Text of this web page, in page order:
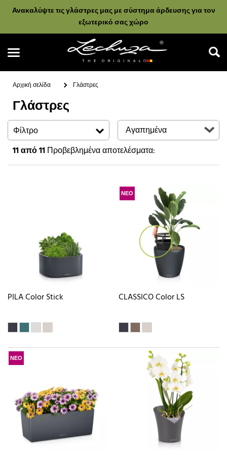
Ανακαλύψτε τις γλάστρες μας με σύστημα άρδευσης για τον
εξωτερικό σας χώρο
Αναζήτηση
Αρχική σελίδα Γλάστρες
Γλάστρες
Φίλτρο
11από 11Προβεβλημένα αποτελέσματα:
PILA Color Stick
ΝΕΟ
CLASSICO Color LS
ΝΕΟ